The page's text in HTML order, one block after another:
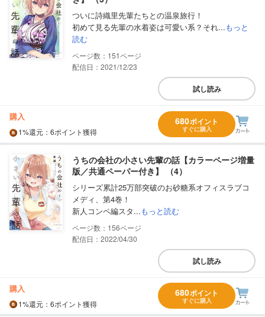
ついに詩織里先輩たちとの温泉旅行！
初めて見る先輩の水着姿は可愛い系？それ...もっと
読む
151
配信日：2021/12/23
試し読み
購入
1%還元 ：6ポイント獲得
680ポイント
すぐに購入
うちの会社の小さい先輩の話【カラーページ増量
版／共通ペーパー付き】 （4）
シリーズ累計25万部突破のお砂糖系オフィスラブコ
メディ、第4巻！
新人コンペ編スタ...もっと読む
156
配信日：2022/04/30
試し読み
購入
1%還元 ：6ポイント獲得
680ポイント
すぐに購入